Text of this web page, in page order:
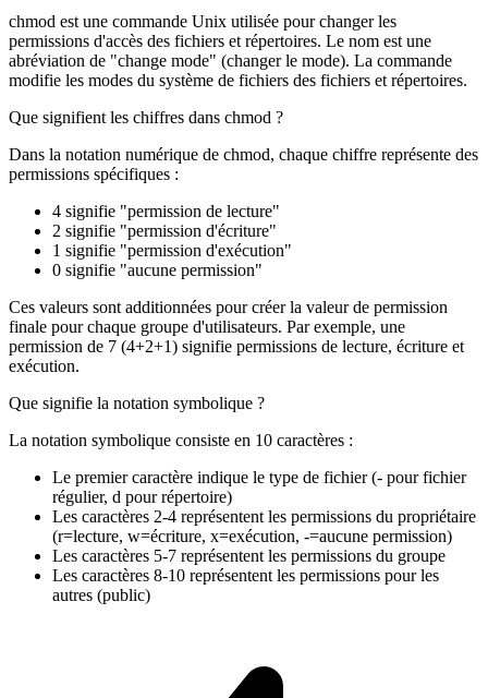
chmod est une commande Unix utilisée pour changer les
permissions d'accès des fichiers et répertoires. Le nom est une
abréviation de "change mode" (changer le mode). La commande
modifie les modes du système de fichiers des fichiers et répertoires.
Que signifient les chiffres dans chmod ?
Dans la notation numérique de chmod, chaque chiffre représente des
permissions spécifiques :
4 signifie "permission de lecture"
2 signifie "permission d'écriture"
1 signifie "permission d'exécution"
0 signifie "aucune permission"
Ces valeurs sont additionnées pour créer la valeur de permission
finale pour chaque groupe d'utilisateurs. Par exemple, une
permission de 7 (4+2+1) signifie permissions de lecture, écriture et
exécution.
Que signifie la notation symbolique ?
La notation symbolique consiste en 10 caractères :
Le premier caractère indique le type de fichier (- pour fichier
régulier, d pour répertoire)
Les caractères 2-4 représentent les permissions du propriétaire
(r=lecture, w=écriture, x=exécution, -=aucune permission)
Les caractères 5-7 représentent les permissions du groupe
Les caractères 8-10 représentent les permissions pour les
autres (public)